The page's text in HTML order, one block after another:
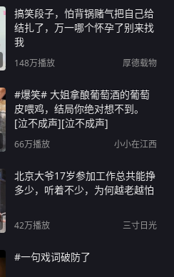
搞笑段子，怕背锅赌气把自己给
结扎了，万一哪个怀孕了别来找
我
148万播放 厚德载物
#爆笑# 大姐拿酿葡萄酒的葡萄
皮喂鸡，结局你绝对想不到。
[泣不成声][泣不成声]
66万播放 小小在江西
北京大爷17岁参加工作总共能挣
多少，听着不少，为何越老越怕
42万播放 三寸日光
#一句戏词破防了